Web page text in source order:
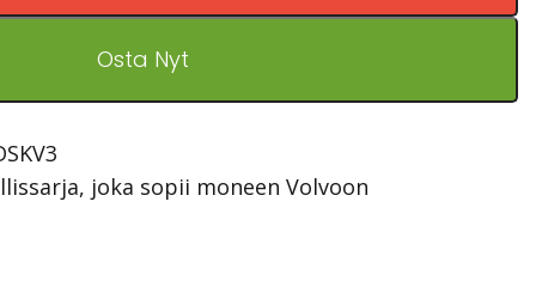
Osta Nyt
joka sopii moneen Volvoon